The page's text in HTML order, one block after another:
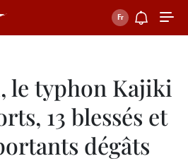
le typhon Kajiki
13 blessés et
dégâts